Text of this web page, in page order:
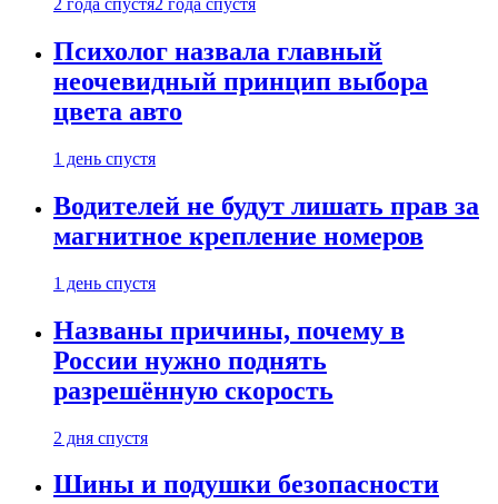
2 года спустя2 года спустя
Психолог назвала главный
неочевидный принцип выбора
цвета авто
1 день спустя
Водителей не будут лишать прав за
магнитное крепление номеров
1 день спустя
Названы причины, почему в
России нужно поднять
разрешённую скорость
2 дня спустя
Шины и подушки безопасности